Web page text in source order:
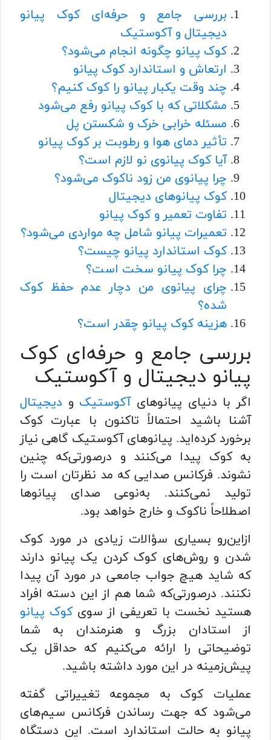
بررسی جامع و حرفه‌ای کوک پیانو
دیجیتال و آکوستیک
کوک پیانو چگونه انجام می‌شود؟
ارتعاش و استاندارد کوک پیانو
چند وقت یکبار پیانو را کوک کنیم؟
مشکلاتی که با کوک پیانو رفع می‌شود
مسئله خرابی خرک و شکستن پل
تأثیر دمای هوا و رطوبت بر کوک پیانو
آیا کوک پیانوی نو لازم است؟
چرا پیانوی من زود ناکوک می‌شود؟
کوک پیانوهای دیجیتال
تفاوت تعمیر و کوک پیانو
تعمیرات پیانو شامل چه مواردی می‌شود؟
کوک استاندارد پیانو چیست؟
چرا کوک پیانو سخت است؟
چرای پیانوی من دچار عدم حفظ کوک
شده؟
هزینه کوک پیانو چقدر است؟
بررسی جامع و حرفه‌ای کوک
پیانو دیجیتال و آکوستیک
اگر با دنیای پیانوهایآکوستیک و دیجیتال
آشنا باشید احتمالاً تاکنون با عبارت کوک
برخورد کرده‌اید. پیانوهای آکوستیک گاهی نیاز
به کوک پیدا می‌کنند و درصورتی‌که چنین
نشوند. فرکانس صدایی که مد نظرتان است را
تولید نمی‌کنند. به‌نوعی صدای پیانوها
اصطلاحاً ناکوک و خارج خواهد بود.
ازاین‌رو بسیاری سؤالات زیادی در مورد کوک
شدن و روش‌های کوک کردن یک پیانو دارند
که شاید هیچ جواب جامعی در مورد آن پیدا
نکنند. درصورتی‌که شما هم از این دسته افراد
هستید نخست با تعریفی از سویکوک پیانو
از استادان بزرگ و هنرمندان به شما
توضیحاتی را ارائه می‌کنیم که حداقل یک
پیش‌زمینه در این مورد داشته باشید.
عملیات کوک به مجموعه تغییراتی گفته
می‌شود که جهت رساندن فرکانس سیم‌های
پیانو به حالت استاندارد است. این دستگاه